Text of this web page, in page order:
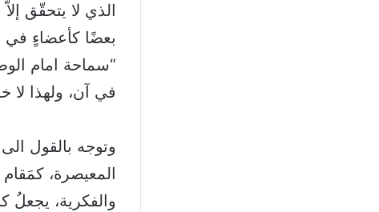
الذي لا يتحقّق
بعضًا كأعضاءٍ في
“سماحة امام
في آن، ولهذا لا
وتوجه بالقول
المعيصرة،
والفكرية، يجعلُ